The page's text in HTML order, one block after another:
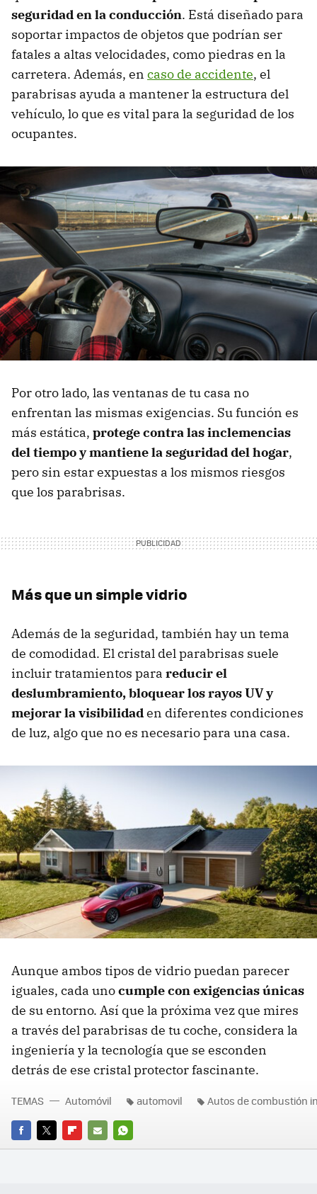
seguridad en la conducción. Está diseñado para
soportar impactos de objetos que podrían ser
fatales a altas velocidades, como piedras en la
carretera. Además, en caso de accidente, el
parabrisas ayuda a mantener la estructura del
vehículo, lo que es vital para la seguridad de los
ocupantes.
Por otro lado, las ventanas de tu casa no
enfrentan las mismas exigencias. Su función es
más estática, protege contra las inclemencias
del tiempo y mantiene la seguridad del hogar,
pero sin estar expuestas a los mismos riesgos
que los parabrisas.
Más que un simple vidrio
Además de la seguridad, también hay un tema
de comodidad. El cristal del parabrisas suele
incluir tratamientos para reducir el
deslumbramiento, bloquear los rayos UV y
mejorar la visibilidaden diferentes condiciones
de luz, algo que no es necesario para una casa.
Aunque ambos tipos de vidrio puedan parecer
iguales, cada unocumple con exigencias únicas
de su entorno. Así que la próxima vez que mires
a través del parabrisas de tu coche, considera la
ingeniería y la tecnología que se esconden
detrás de ese cristal protector fascinante.
FACEBOOK
TWITTERFLIPBOARD
E-
WHATSAPP
TEMAS Automóvil automovil Autos de combustión